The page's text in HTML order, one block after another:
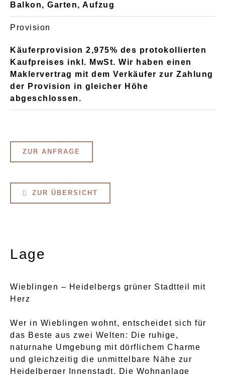
Balkon, Garten, Aufzug
Provision
Käuferprovision 2,975% des protokollierten
Kaufpreises inkl. MwSt. Wir haben einen
Maklervertrag mit dem Verkäufer zur Zahlung
der Provision in gleicher Höhe
abgeschlossen.
ZUR ANFRAGE
ZUR ÜBERSICHT
Lage
Wieblingen – Heidelbergs grüner Stadtteil mit
Herz
Wer in Wieblingen wohnt, entscheidet sich für
das Beste aus zwei Welten: Die ruhige,
naturnahe Umgebung mit dörflichem Charme
und gleichzeitig die unmittelbare Nähe zur
Heidelberger Innenstadt. Die Wohnanlage